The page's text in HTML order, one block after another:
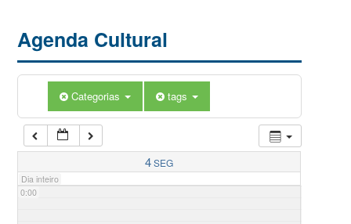
Agenda Cultural
Categorias tags
4SEG
Dia inteiro
0:00